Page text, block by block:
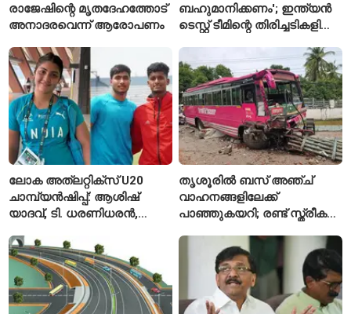
രാജേഷിന്റെ മൃതദേഹത്തോട്
അനാദരവെന്ന് ആരോപണം
ബഹുമാനിക്കണം'; ഇന്ത്യൻ
ടെസ്റ്റ് ടീമിന്റെ തിരിച്ചടികളിൽ
രഹാനെ
ലോക അത്‌ലറ്റിക്സ് U20
ചാമ്പ്യൻഷിപ്പ്: ആശിഷ്
യാദവ്, ടി. ധരണിധരൻ,
ഫൈനലിൽ
തൃശൂരിൽ ബസ് അഞ്ച്
വാഹനങ്ങളിലേക്ക്
പാഞ്ഞുകയറി; രണ്ട് സ്ത്രീകൾ